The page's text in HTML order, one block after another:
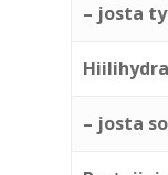
– josta
– josta